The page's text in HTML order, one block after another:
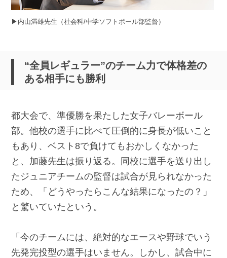
▶︎内山満雄先生（社会科/中学ソフトボール部監督）
“全員レギュラー”のチーム力で体格差の
ある相手にも勝利
都大会で、準優勝を果たした女子バレーボール
部。他校の選手に比べて圧倒的に身長が低いこと
もあり、ベスト8で負けてもおかしくなかった
と、加藤先生は振り返る。同校に選手を送り出し
たジュニアチームの監督は試合が見られなかった
ため、「どうやったらこんな結果になったの？」
と驚いていたという。
「今のチームには、絶対的なエースや野球でいう
先発完投型の選手はいません。しかし、試合中に